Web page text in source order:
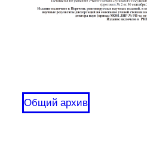
Общий архив